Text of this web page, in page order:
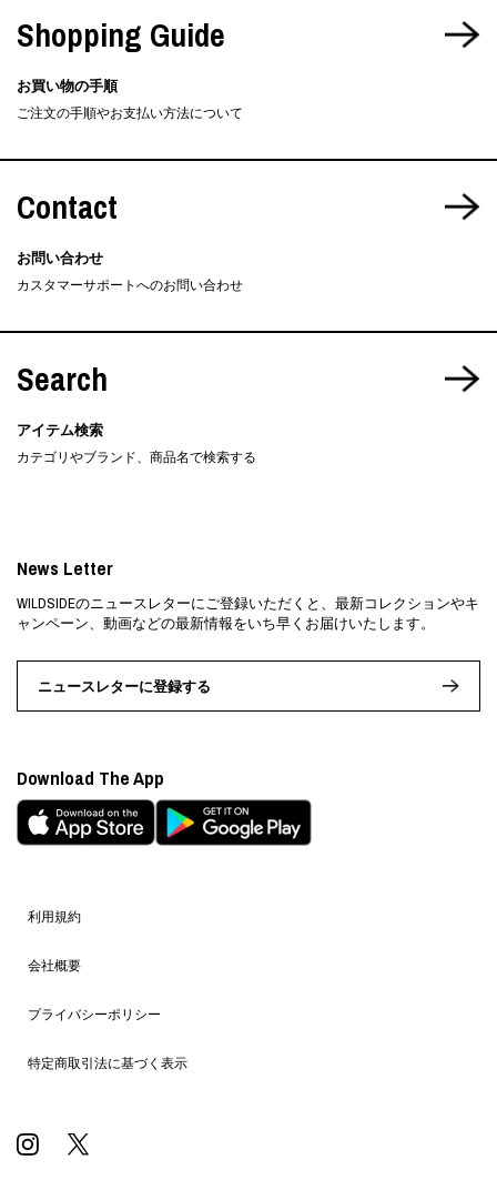
Shopping Guide
お買い物の手順
ご注文の手順やお支払い方法について
Contact
お問い合わせ
カスタマーサポートへのお問い合わせ
Search
アイテム検索
カテゴリやブランド、商品名で検索する
利用規約
会社概要
プライバシーポリシー
特定商取引法に基づく表示
News Letter
WILDSIDEのニュースレターにご登録いただくと、最新コレクションやキ
ャンペーン、動画などの最新情報をいち早くお届けいたします。
ニュースレターに登録する
Download The App